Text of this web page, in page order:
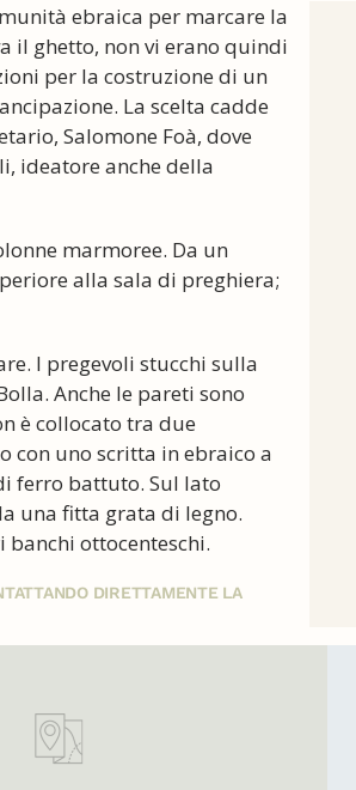
ebraica per marcare la
il ghetto, non vi erano quindi
per la costruzione di un
La scelta cadde
Salomone Foà, dove
ideatore anche della
marmoree. Da un
alla sala di preghiera;
I pregevoli stucchi sulla
Anche le pareti sono
è collocato tra due
con uno scritta in ebraico a
ferro battuto. Sul lato
una fitta grata di legno.
ottocenteschi.
DIRETTAMENTE LA